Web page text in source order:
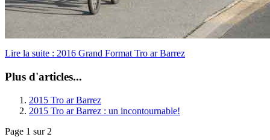
Lire la suite : 2016 Grand Format Tro ar Barrez
Plus d'articles...
2015 Tro ar Barrez
2015 Tro ar Barrez : un incontournable!
Page 1 sur 2